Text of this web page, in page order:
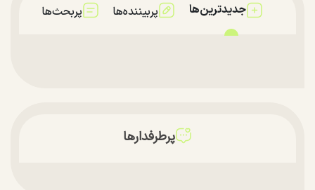
جدیدترین‌ها پربیننده‌ها پربحث‌ها
پرطرفدارها